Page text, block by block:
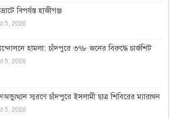
বিপর্যস্ত হাজীগঞ্জ
5, 2026
হামলা: চাঁদপুরে ৩৭৮ জনের বিরুদ্ধে চার্জশিট
5, 2026
স্মরণে চাঁদপুরে ইসলামী ছাত্র শিবিরের ম্যারাথন
5, 2026